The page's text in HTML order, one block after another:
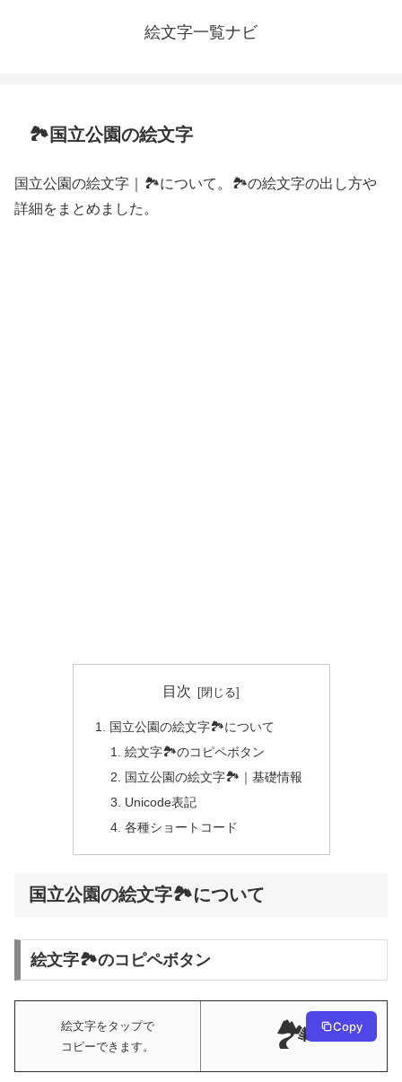
絵文字一覧ナビ
🏞️国立公園の絵文字
国立公園の絵文字｜🏞️について。🏞️の絵文字の出し方や
詳細をまとめました。
目次
国立公園の絵文字🏞️について
絵文字🏞️のコピペボタン
国立公園の絵文字🏞️｜基礎情報
Unicode表記
各種ショートコード
国立公園の絵文字🏞️について
絵文字🏞️のコピペボタン
絵文字をタップで
コピーできます。
🏞️ Copy